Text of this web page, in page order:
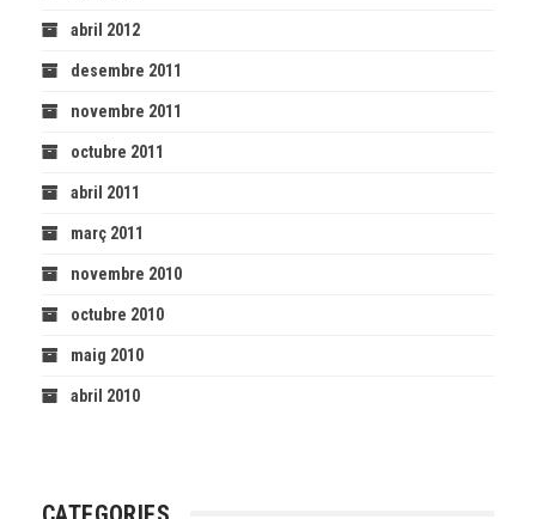
abril 2012
desembre 2011
novembre 2011
octubre 2011
abril 2011
març 2011
novembre 2010
octubre 2010
maig 2010
abril 2010